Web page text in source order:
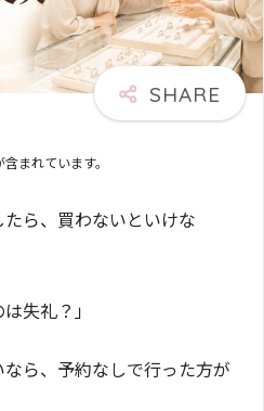
まれています。
たら、買わないといけな
失礼？」
なら、予約なしで行った方が